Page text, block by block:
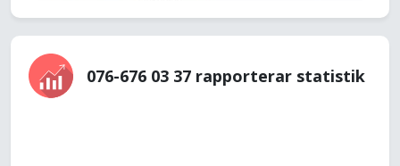
076-676 03 37 rapporterar statistik